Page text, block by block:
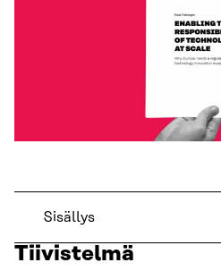
Sisällys
Tiivistelmä